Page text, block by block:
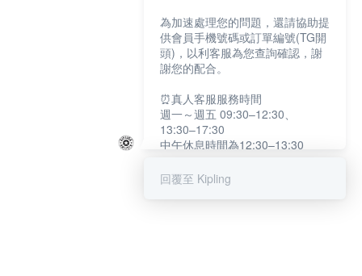
為加速處理您的問題，還請協助提
供會員手機號碼或訂單編號(TG開
頭)，以利客服為您查詢確認，謝
謝您的配合。
⏰真人客服服務時間
週一～週五 09:30–12:30、
13:30–17:30
中午休息時間為12:30–13:30
提醒您：系統會自動已讀訊息，如
回覆至 Kipling